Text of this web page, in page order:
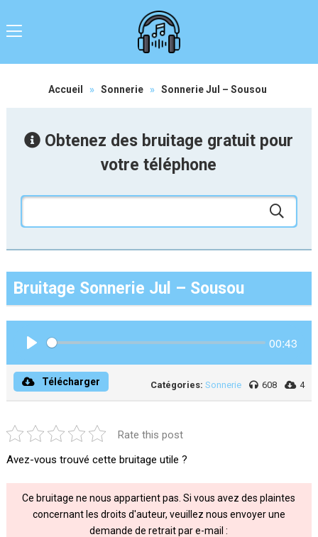
Accueil » Sonnerie » Sonnerie Jul – Sousou
Obtenez des bruitage gratuit pour
votre téléphone
Bruitage Sonnerie Jul – Sousou
00:43
Télécharger Catégories: Sonnerie 608 4
Rate this post
Avez-vous trouvé cette bruitage utile ?
Ce bruitage ne nous appartient pas. Si vous avez des plaintes
concernant les droits d'auteur, veuillez nous envoyer une
demande de retrait par e-mail :